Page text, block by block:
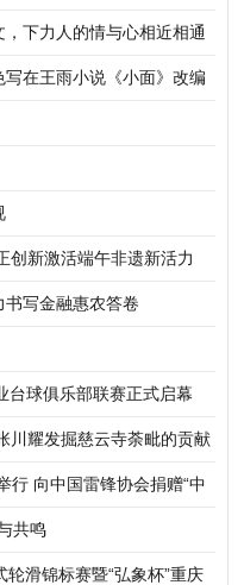
下力人的情与心相近相通
在王雨小说《小面》改编
创新激活端午非遗新活力
书写金融惠农答卷
台球俱乐部联赛正式启幕
耀发掘慈云寺荼毗的贡献
行 向中国雷锋协会捐赠“中
共鸣
滑锦标赛暨“弘象杯”重庆